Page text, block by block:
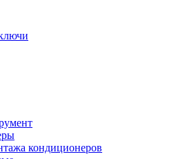
кондиционеров